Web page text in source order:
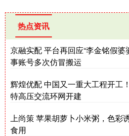
热点资讯
京融实配 平台再回应“李金铭假
事账号多次仿冒搬运
辉煌优配 中国又一重大工程开工
特高压交流环网开建
上尚策 苹果胡萝卜小米粥，色彩
食用